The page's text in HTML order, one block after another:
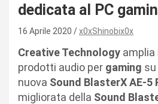
dedicata al PC
16 Aprile 2020 x0xShinobix0x
Creative Technology amplia
prodotti audio per gaming su
nuova Sound BlasterX AE-5
migliorata della Sound